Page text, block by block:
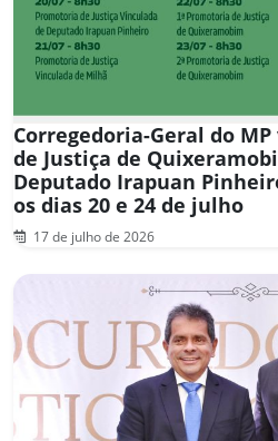
Corregedoria-Geral do
de Justiça de
Deputado Irapuan
os dias 20 e 24 de julho
17 de julho de 2026